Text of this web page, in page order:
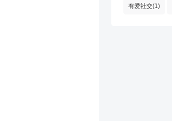
有爱社交(1)